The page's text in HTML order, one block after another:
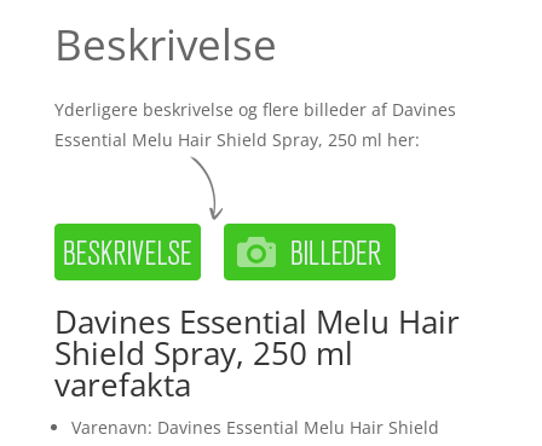
Beskrivelse
Yderligere beskrivelse og flere billeder af Davines
Essential Melu Hair Shield Spray, 250 ml her:
Davines Essential Melu Hair
Shield Spray, 250 ml
varefakta
Varenavn: Davines Essential Melu Hair Shield